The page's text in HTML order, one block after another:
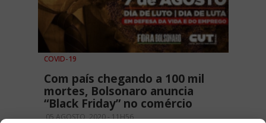
COVID-19
Com país chegando a 100 mil
mortes, Bolsonaro anuncia
“Black Friday” no comércio
05 AGOSTO, 2020 - 11H56